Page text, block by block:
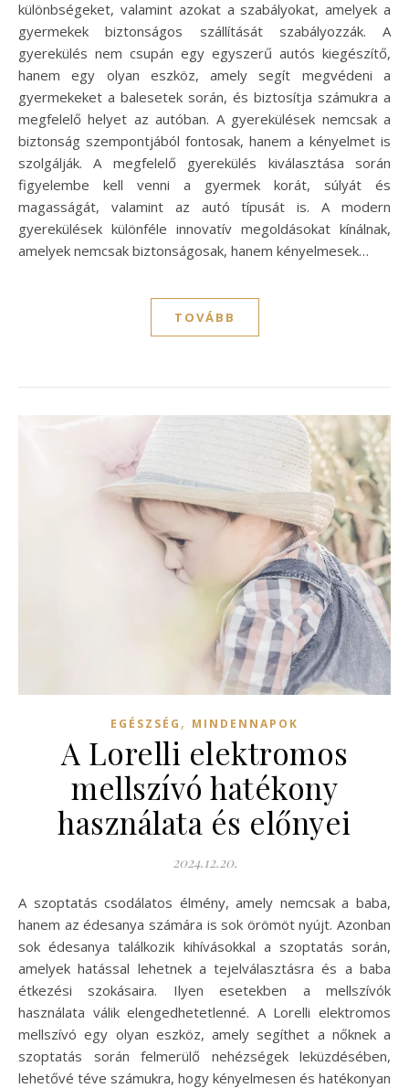
különbségeket, valamint azokat a szabályokat, amelyek a
gyermekek biztonságos szállítását szabályozzák. A
gyerekülés nem csupán egy egyszerű autós kiegészítő,
hanem egy olyan eszköz, amely segít megvédeni a
gyermekeket a balesetek során, és biztosítja számukra a
megfelelő helyet az autóban. A gyerekülések nemcsak a
biztonság szempontjából fontosak, hanem a kényelmet is
szolgálják. A megfelelő gyerekülés kiválasztása során
figyelembe kell venni a gyermek korát, súlyát és
magasságát, valamint az autó típusát is. A modern
gyerekülések különféle innovatív megoldásokat kínálnak,
amelyek nemcsak biztonságosak, hanem kényelmesek…
TOVÁBB
EGÉSZSÉG , MINDENNAPOK
A Lorelli elektromos
mellszívó hatékony
használata és előnyei
2024.12.20.
A szoptatás csodálatos élmény, amely nemcsak a baba,
hanem az édesanya számára is sok örömöt nyújt. Azonban
sok édesanya találkozik kihívásokkal a szoptatás során,
amelyek hatással lehetnek a tejelválasztásra és a baba
étkezési szokásaira. Ilyen esetekben a mellszívók
használata válik elengedhetetlenné. A Lorelli elektromos
mellszívó egy olyan eszköz, amely segíthet a nőknek a
szoptatás során felmerülő nehézségek leküzdésében,
lehetővé téve számukra, hogy kényelmesen és hatékonyan